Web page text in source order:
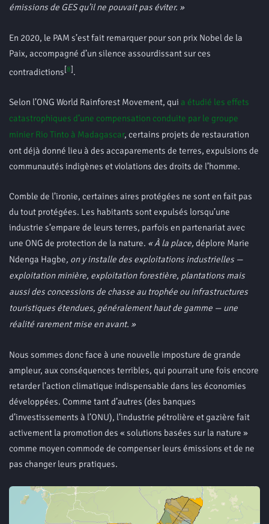
émissions de GES qu’il ne pouvait pas éviter. »
En 2020, le PAM s’est fait remarquer pour son prix Nobel de la
Paix, accompagné d’un silence assourdissant sur ces
contradictions[8].
Selon l’ONG World Rainforest Movement, qui a étudié les effets
catastrophiques d’une compensation conduite par le groupe
minier Rio Tinto à Madagascar, certains projets de restauration
ont déjà donné lieu à des accaparements de terres, expulsions de
communautés indigènes et violations des droits de l’homme.
Comble de l’ironie, certaines aires protégées ne sont en fait pas
du tout protégées. Les habitants sont expulsés lorsqu’une
industrie s’empare de leurs terres, parfois en partenariat avec
une ONG de protection de la nature. « À la place, déplore Marie
Ndenga Hagbe, on y installe des exploitations industrielles —
exploitation minière, exploitation forestière, plantations mais
aussi des concessions de chasse au trophée ou infrastructures
touristiques étendues, généralement haut de gamme — une
réalité rarement mise en avant. »
Nous sommes donc face à une nouvelle imposture de grande
ampleur, aux conséquences terribles, qui pourrait une fois encore
retarder l’action climatique indispensable dans les économies
développées. Comme tant d’autres (des banques
d’investissements à l’ONU), l’industrie pétrolière et gazière fait
activement la promotion des « solutions basées sur la nature »
comme moyen commode de compenser leurs émissions et de ne
pas changer leurs pratiques.